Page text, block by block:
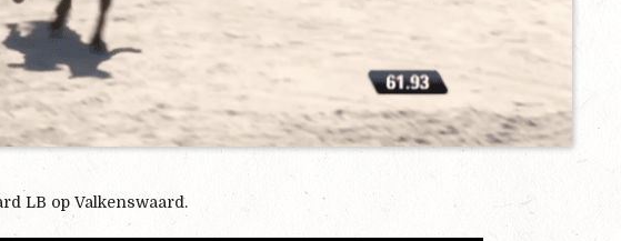
LB op Valkenswaard.